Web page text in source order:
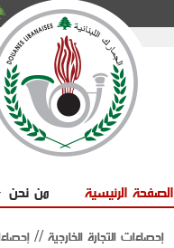
الصفحة الرئيسية من نحن
HS4 إحصاءات التجارة الخارجية //